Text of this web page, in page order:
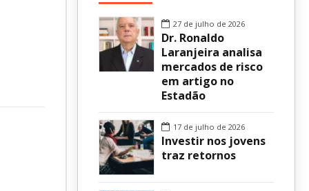
Independência Jovem – FOLIA
Revista UNIAD
27 de julho de 2026
Dr. Ronaldo
Laranjeira analisa
mercados de risco
em artigo no
Estadão
17 de julho de 2026
Investir nos jovens
traz retornos